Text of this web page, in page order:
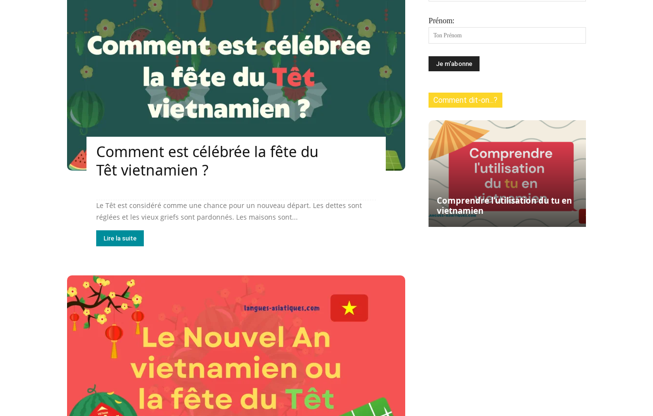
Comment est célébrée la fête du
Têt vietnamien ?
Le Têt est considéré comme une chance pour un nouveau départ. Les dettes sont
réglées et les vieux griefs sont pardonnés. Les maisons sont...
Lire la suite
Prénom:
Comment dit-on...?
Comprendre l’utilisation du tu en
vietnamien